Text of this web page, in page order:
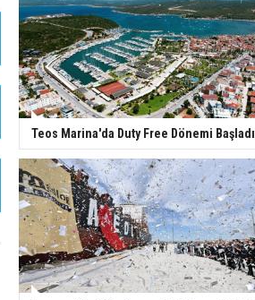
Teos Marina'da Duty Free Dönemi Başladı